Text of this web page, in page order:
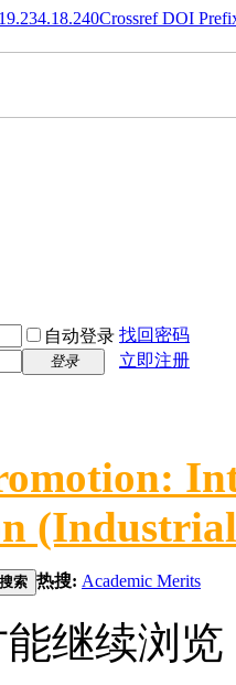
Crossref DOI
自动登录 找回密码
登录 立即注册
搜索 热搜: Academic Merits
继续浏览